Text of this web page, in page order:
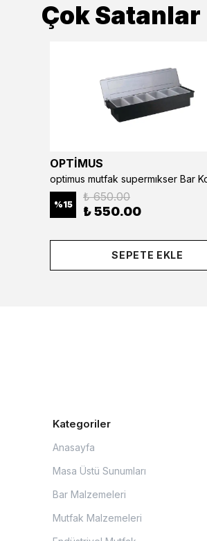
Çok Satanlar
OPTİMUS
%15
₺ 650.00
₺ 550.00
SEPETE EKLE
Kategoriler
Anasayfa
Masa Üstü Sunumları
Bar Malzemeleri
Mutfak Malzemeleri